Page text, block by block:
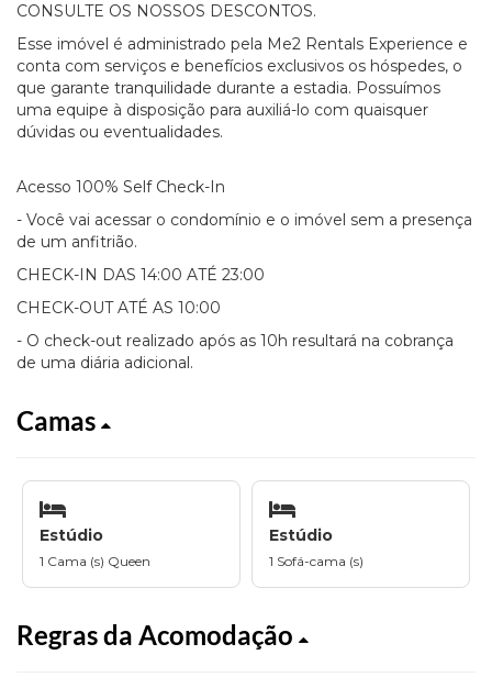
CONSULTE OS NOSSOS DESCONTOS.
Esse imóvel é administrado pela Me2 Rentals Experience e
conta com serviços e benefícios exclusivos os hóspedes, o
que garante tranquilidade durante a estadia. Possuímos
uma equipe à disposição para auxiliá-lo com quaisquer
dúvidas ou eventualidades.
Acesso 100% Self Check-In
- Você vai acessar o condomínio e o imóvel sem a presença
de um anfitrião.
CHECK-IN DAS 14:00 ATÉ 23:00
CHECK-OUT ATÉ AS 10:00
- O check-out realizado após as 10h resultará na cobrança
de uma diária adicional.
Camas
Estúdio
1 Cama (s) Queen
Estúdio
1 Sofá-cama (s)
Regras da Acomodação